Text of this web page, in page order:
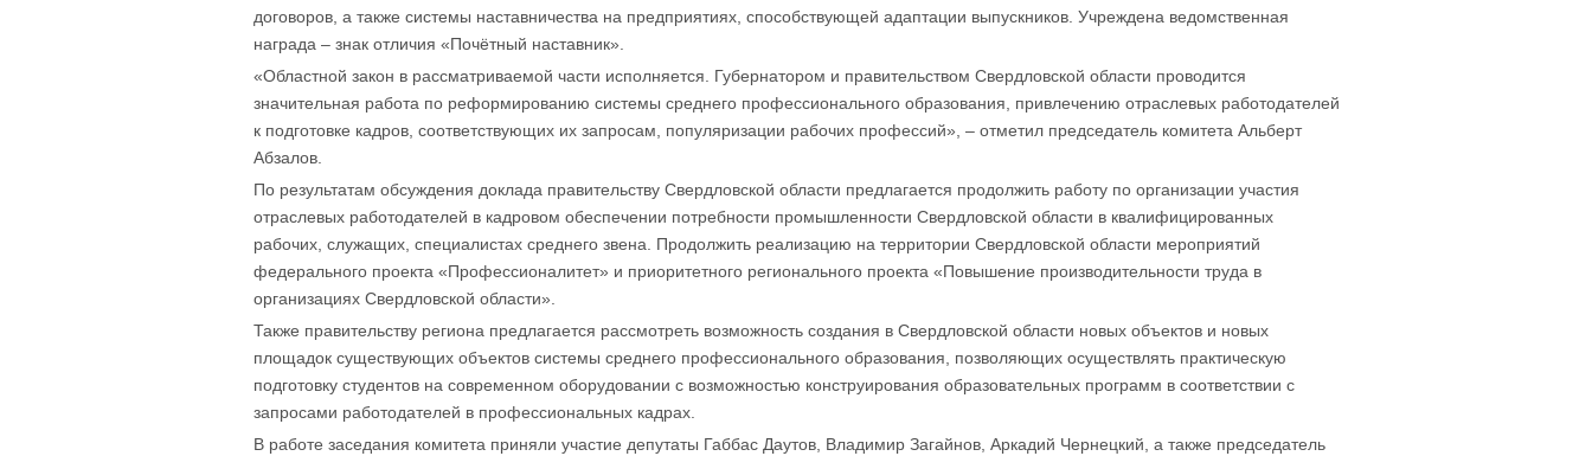
договоров, а также системы наставничества на предприятиях, способствующей адаптации выпускников. Учреждена ведомственная
награда – знак отличия «Почётный наставник».
«Областной закон в рассматриваемой части исполняется. Губернатором и правительством Свердловской области проводится
значительная работа по реформированию системы среднего профессионального образования, привлечению отраслевых работодателей
к подготовке кадров, соответствующих их запросам, популяризации рабочих профессий», – отметил председатель комитета Альберт
Абзалов.
По результатам обсуждения доклада правительству Свердловской области предлагается продолжить работу по организации участия
отраслевых работодателей в кадровом обеспечении потребности промышленности Свердловской области в квалифицированных
рабочих, служащих, специалистах среднего звена. Продолжить реализацию на территории Свердловской области мероприятий
федерального проекта «Профессионалитет» и приоритетного регионального проекта «Повышение производительности труда в
организациях Свердловской области».
Также правительству региона предлагается рассмотреть возможность создания в Свердловской области новых объектов и новых
площадок существующих объектов системы среднего профессионального образования, позволяющих осуществлять практическую
подготовку студентов на современном оборудовании с возможностью конструирования образовательных программ в соответствии с
запросами работодателей в профессиональных кадрах.
В работе заседания комитета приняли участие депутаты Габбас Даутов, Владимир Загайнов, Аркадий Чернецкий, а также председатель